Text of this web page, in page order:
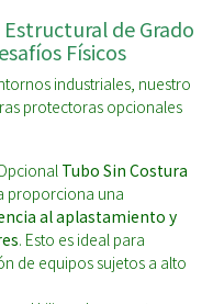
de Grado
Físicos
industriales, nuestro
protectoras opcionales
Tubo Sin Costura
proporciona una
al aplastamiento y
. Esto es ideal para
de equipos sujetos a alto